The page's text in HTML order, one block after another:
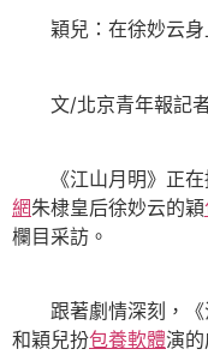
穎兒：在徐妙云身
文/北京青年報記
《江山月明》正在
網朱棣皇后徐妙云的穎
欄目采訪。
跟著劇情深刻，《
和穎兒扮包養軟體演